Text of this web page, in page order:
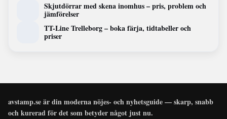
Skjutdörrar med skena inomhus – pris, problem och
jämförelser
TT-Line Trelleborg – boka färja, tidtabeller och
priser
avstamp.se är din moderna nöjes- och nyhetsguide — skarp, snabb
och kurerad för det som betyder något just nu.